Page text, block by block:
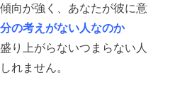
向が強く、あなたが彼に意
の考えがない人なのか
り上がらないつまらない人
れません。